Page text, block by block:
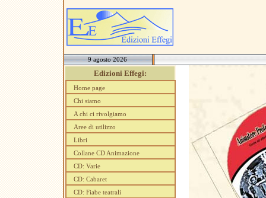
9 agosto 2026
Edizioni Effegi:
Home page
Chi siamo
A chi ci rivolgiamo
Aree di utilizzo
Libri
Collane CD Animazione
CD: Varie
CD: Cabaret
CD: Fiabe teatrali